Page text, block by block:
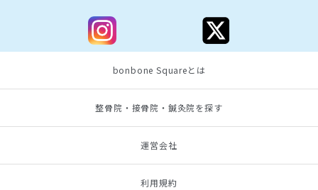
bonbone Squareとは
整骨院・接骨院・鍼灸院を探す
運営会社
利用規約